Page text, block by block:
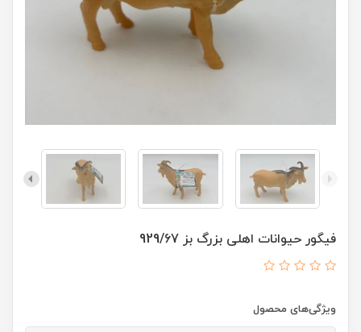
فیگور حیوانات اهلی بزرگ بز 929/67
ویژگی‌های محصول